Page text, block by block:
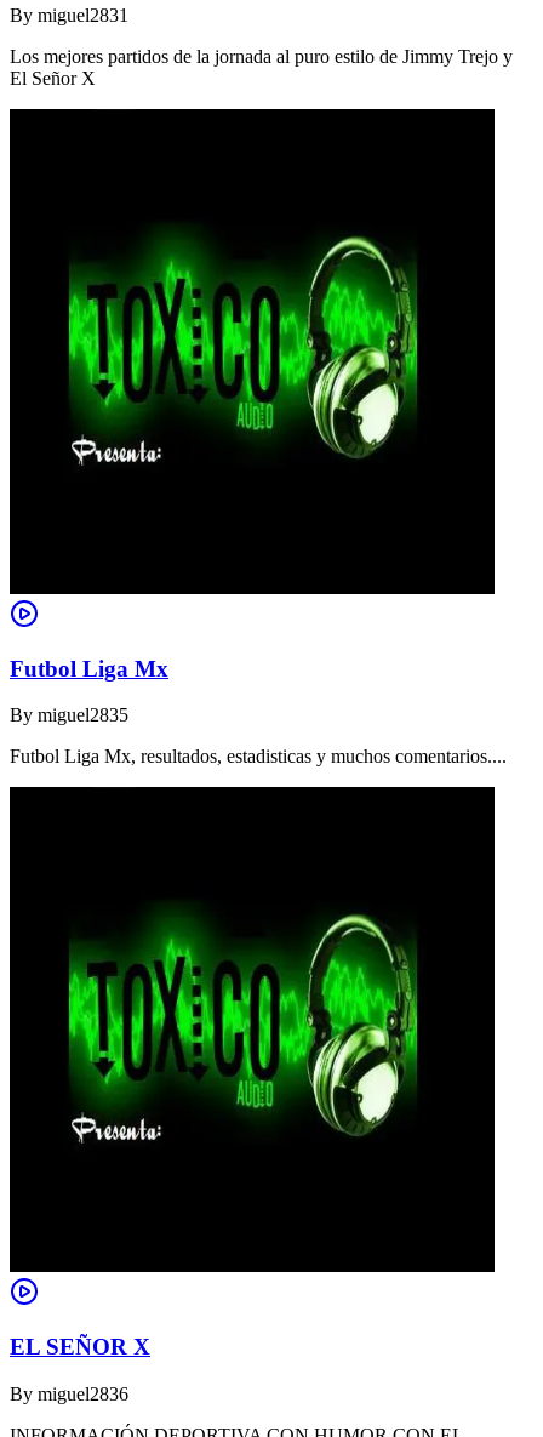
By miguel2831
Los mejores partidos de la jornada al puro estilo de Jimmy Trejo y
El Señor X
Futbol Liga Mx
By miguel2835
Futbol Liga Mx, resultados, estadisticas y muchos comentarios....
EL SEÑOR X
By miguel2836